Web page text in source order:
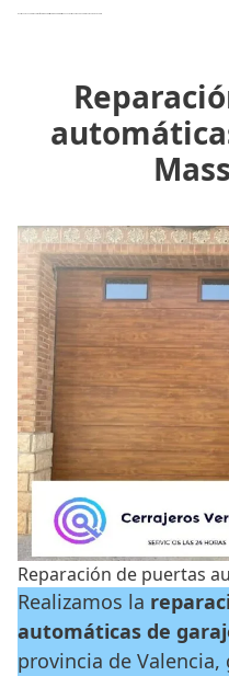
Reparación de puertas
Realizamos la
automáticas de
provincia de